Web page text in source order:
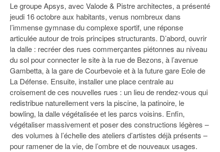
Le groupe Apsys, avec Valode & Pistre architectes, a présenté
jeudi 16 octobre aux habitants, venus nombreux dans
l’immense gymnase du complexe sportif, une réponse
articulée autour de trois principes structurants. D’abord, ouvrir
la dalle : recréer des rues commerçantes piétonnes au niveau
du sol pour connecter le site à la rue de Bezons, à l’avenue
Gambetta, à la gare de Courbevoie et à la future gare Eole de
La Défense. Ensuite, installer une place centrale au
croisement de ces nouvelles rues : un lieu de rendez-vous qui
redistribue naturellement vers la piscine, la patinoire, le
bowling, la dalle végétalisée et les parcs voisins. Enfin,
végétaliser massivement et poser des constructions légères –
des volumes à l’échelle des ateliers d’artistes déjà présents –
pour ramener de la vie, de l’ombre et de nouveaux usages.